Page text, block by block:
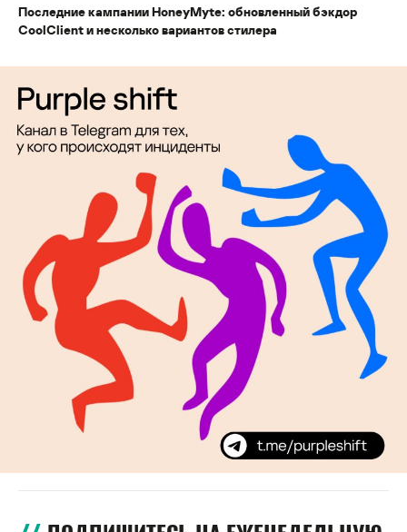
Последние кампании HoneyMyte: обновленный бэкдор
CoolClient и несколько вариантов стилера